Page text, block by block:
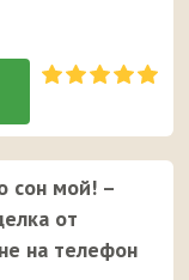
сон мой! –
от
на телефон